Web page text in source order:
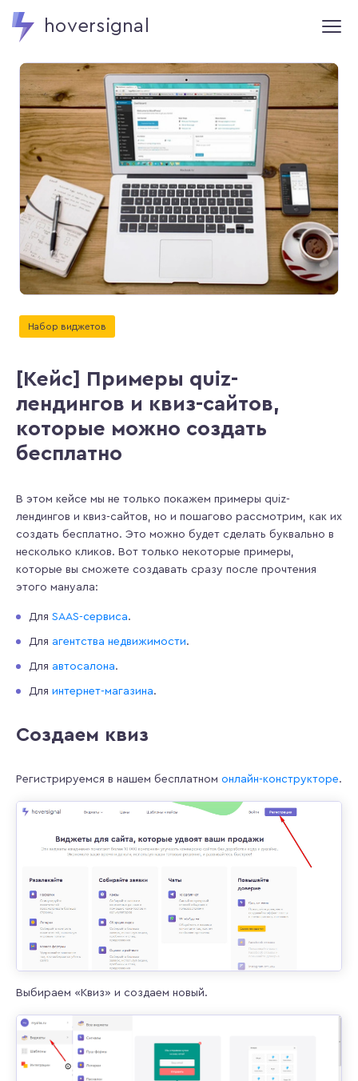
hoversignal
Набор виджетов
[Кейс] Примеры quiz-
лендингов и квиз-сайтов,
которые можно создать
бесплатно
В этом кейсе мы не только покажем примеры quiz-
лендингов и квиз-сайтов, но и пошагово рассмотрим, как их
создать бесплатно. Это можно будет сделать буквально в
несколько кликов. Вот только некоторые примеры,
которые вы сможете создавать сразу после прочтения
этого мануала:
Для SAAS-сервиса.
Для агентства недвижимости.
Для автосалона.
Для интернет-магазина.
Создаем квиз
Регистрируемся в нашем бесплатном онлайн-конструкторе.
Выбираем «Квиз» и создаем новый.